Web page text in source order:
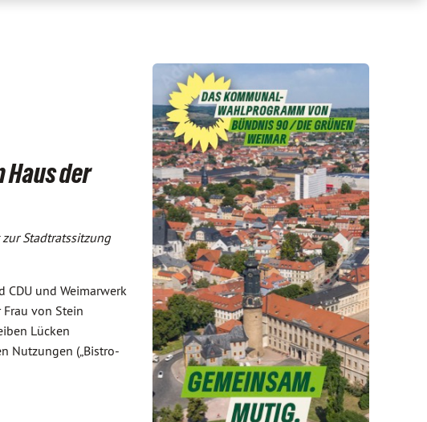
der
Stadtratssitzung
CDU und Weimarwerk
von Stein
Lücken
Nutzungen („Bistro-